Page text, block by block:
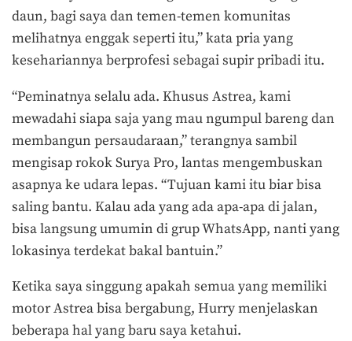
daun, bagi saya dan temen-temen komunitas
melihatnya enggak seperti itu,” kata pria yang
kesehariannya berprofesi sebagai supir pribadi itu.
“Peminatnya selalu ada. Khusus Astrea, kami
mewadahi siapa saja yang mau ngumpul bareng dan
membangun persaudaraan,” terangnya sambil
mengisap rokok Surya Pro, lantas mengembuskan
asapnya ke udara lepas. “Tujuan kami itu biar bisa
saling bantu. Kalau ada yang ada apa-apa di jalan,
bisa langsung umumin di grup WhatsApp, nanti yang
lokasinya terdekat bakal bantuin.”
Ketika saya singgung apakah semua yang memiliki
motor Astrea bisa bergabung, Hurry menjelaskan
beberapa hal yang baru saya ketahui.